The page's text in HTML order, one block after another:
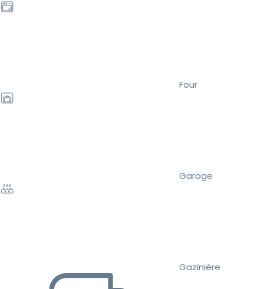
Four
Garage
Gazinière